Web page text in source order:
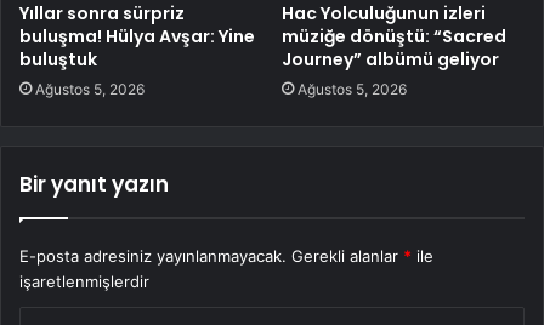
Yıllar sonra sürpriz
buluşma! Hülya Avşar: Yine
buluştuk
Ağustos 5, 2026
Hac Yolculuğunun izleri
müziğe dönüştü: “Sacred
Journey” albümü geliyor
Ağustos 5, 2026
Bir yanıt yazın
E-posta adresiniz yayınlanmayacak. Gerekli alanlar * ile
işaretlenmişlerdir